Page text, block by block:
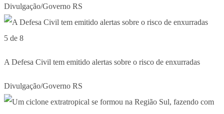
Divulgação/Governo RS
5 de 8
A Defesa Civil tem emitido alertas sobre o risco de enxurradas
Divulgação/Governo RS